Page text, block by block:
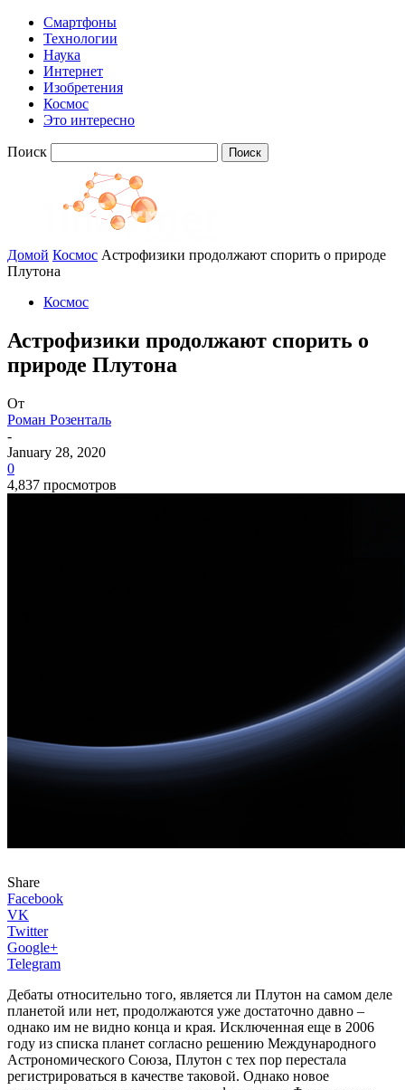
Смартфоны
Технологии
Наука
Интернет
Изобретения
Космос
Это интересно
Поиск
Домой Космос Астрофизики продолжают спорить о природе
Плутона
Космос
Астрофизики продолжают спорить о
природе Плутона
От
Роман Розенталь
-
January 28, 2020
0
4,837 просмотров
Share
Facebook
VK
Twitter
Google+
Telegram
Дебаты относительно того, является ли Плутон на самом деле
планетой или нет, продолжаются уже достаточно давно –
однако им не видно конца и края. Исключенная еще в 2006
году из списка планет согласно решению Международного
Астрономического Союза, Плутон с тех пор перестала
регистрироваться в качестве таковой. Однако новое